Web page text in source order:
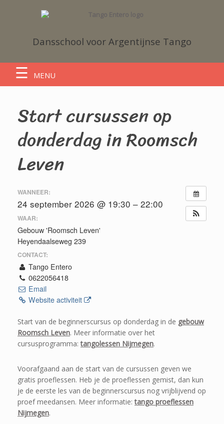
Dansschool voor Argentijnse Tango
MENU
Start cursussen op
donderdag in Roomsch
Leven
WANNEER:
24 september 2026 @ 19:30 – 22:00
WAAR:
Gebouw 'Roomsch Leven'
Heyendaalseweg 239
CONTACT:
Tango Entero
0622056418
Email
Website activiteit
Start van de beginnerscursus op donderdag in de gebouw
Roomsch Leven. Meer informatie over het
cursusprogramma:tangolessen Nijmegen.
Voorafgaand aan de start van de cursussen geven we
gratis proeflessen. Heb je de proeflessen gemist, dan kun
je de eerste les van de beginnerscursus nog vrijblijvend op
proef meedansen. Meer informatie:tango proeflessen
Nijmegen.